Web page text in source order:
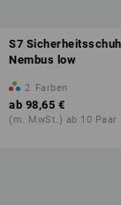
S7
Nembus low
2 Farben
ab 98,65 €
(m. MwSt.) ab 10 Paar